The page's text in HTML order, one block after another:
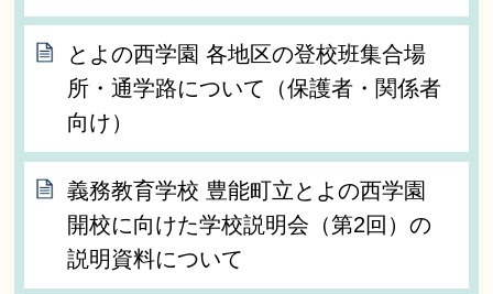
とよの西学園 各地区の登校班集合場
所・通学路について（保護者・関係者
向け）
義務教育学校 豊能町立とよの西学園
開校に向けた学校説明会（第2回）の
説明資料について